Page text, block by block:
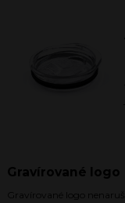
Gravírované logo
Gravírované logo